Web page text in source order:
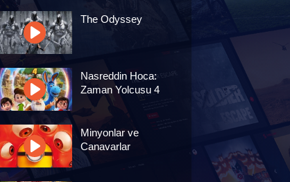
The Odyssey
Nasreddin Hoca:
Zaman Yolcusu 4
Minyonlar ve
Canavarlar